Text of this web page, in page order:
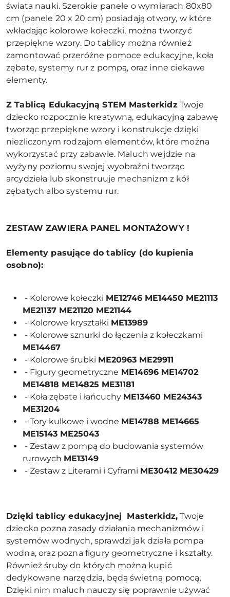
świata nauki. Szerokie panele o wymiarach 80x80
cm (panele 20 x 20 cm) posiadają otwory, w które
wkładając kolorowe kołeczki, można tworzyć
przepiękne wzory. Do tablicy można również
zamontować przeróżne pomoce edukacyjne, koła
zębate, systemy rur z pompą, oraz inne ciekawe
elementy.
Z Tablicą Edukacyjną STEM MasterkidzTwoje
dziecko rozpocznie kreatywną, edukacyjną zabawę
tworząc przepiękne wzory i konstrukcje dzięki
niezliczonym rodzajom elementów, które można
wykorzystać przy zabawie. Maluch wejdzie na
wyżyny poziomu swojej wyobraźni tworząc
arcydzieła lub skonstruuje mechanizm z kół
zębatych albo systemu rur.
ZESTAW ZAWIERA PANEL MONTAŻOWY !
Elementy pasujące do tablicy (do kupienia
osobno):
- Kolorowe kołeczki ME12746 ME14450 ME21113
ME21137 ME21120 ME21144
- Kolorowe kryształki ME13989
- Kolorowe sznurki do łączenia z kołeczkami
ME14467
- Kolorowe śrubki ME20963 ME29911
- Figury geometryczne ME14696 ME14702
ME14818 ME14825 ME31181
- Koła zębate i łańcuchy ME13460 ME24343
ME31204
- Tory kulkowe i wodne ME14788 ME14665
ME15143 ME25043
- Zestaw z pompą do budowania systemów
rurowych ME13149
- Zestaw z Literami i Cyframi ME30412 ME30429
Dzięki tablicy edukacyjnej Masterkidz, Twoje
dziecko pozna zasady działania mechanizmów i
systemów wodnych, sprawdzi jak działa pompa
wodna, oraz pozna figury geometryczne i kształty.
Również śruby do których można kupić
dedykowane narzędzia, będą świetną pomocą.
Dzięki nim maluch nauczy się poprawnie używać